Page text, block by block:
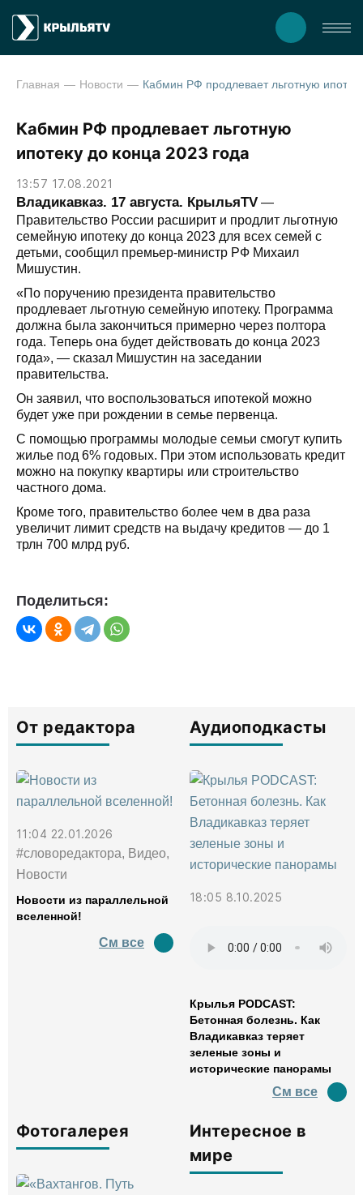
Главная Новости
Кабмин РФ продлевает льготную
ипотеку до конца 2023 года
13:57 17.08.2021
Владикавказ. 17 августа. КрыльяTV —
Правительство России расширит и продлит льготную
семейную ипотеку до конца 2023 для всех семей с
детьми, сообщил премьер-министр РФ Михаил
Мишустин.
«По поручению президента правительство
продлевает льготную семейную ипотеку. Программа
должна была закончиться примерно через полтора
года. Теперь она будет действовать до конца 2023
года», — сказал Мишустин на заседании
правительства.
Он заявил, что воспользоваться ипотекой можно
будет уже при рождении в семье первенца.
С помощью программы молодые семьи смогут купить
жилье под 6% годовых. При этом использовать кредит
можно на покупку квартиры или строительство
частного дома.
Кроме того, правительство более чем в два раза
увеличит лимит средств на выдачу кредитов — до 1
трлн 700 млрд руб.
Поделиться:
От редактора
11:04 22.01.2026
#словоредактора, Видео,
Новости
Новости из параллельной
вселенной!
См все
Аудиоподкасты
18:05 8.10.2025
Крылья PODCAST:
Бетонная болезнь. Как
Владикавказ теряет
зеленые зоны и
исторические панорамы
См все
Фотогалерея
Интересное в
мире